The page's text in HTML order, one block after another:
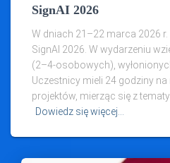
SignAI 2026
W dniach 21–22 marca 2026 r.
SignAI 2026. W wydarzeniu
(2–4‑osobowych),
Uczestnicy mieli 24 godziny
projektów, mierząc się z
Dowiedz się więcej…